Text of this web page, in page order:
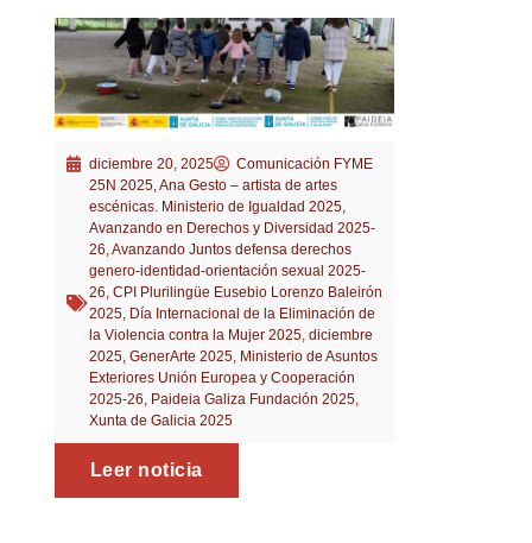
diciembre 20, 2025
Comunicación FYME
25N 2025,Ana Gesto – artista de artes
escénicas. Ministerio de Igualdad 2025,
Avanzando en Derechos y Diversidad 2025-
26,Avanzando Juntos defensa derechos
genero-identidad-orientación sexual 2025-
26, CPI Plurilingüe Eusebio Lorenzo Baleirón
2025, Día Internacional de la Eliminación de
la Violencia contra la Mujer 2025, diciembre
2025, GenerArte 2025, Ministerio de Asuntos
Exteriores Unión Europea y Cooperación
2025-26, Paideia Galiza Fundación 2025,
Xunta de Galicia 2025
Leer noticia